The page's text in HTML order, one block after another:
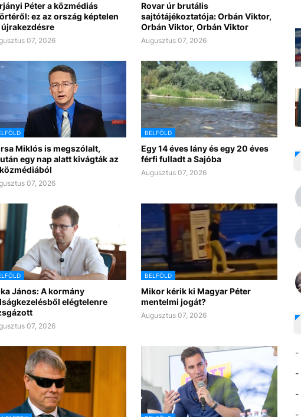
Péter a közmédiás
ez az ország képtelen
újrakezdésre
07, 2026
Rovar úr brutális
sajtótájékoztatója: Orbán Viktor,
Orbán Viktor, Orbán Viktor
Augusztus 07, 2026
Miklós is megszólalt,
egy nap alatt kivágták az
07, 2026
BELFÖLD
Egy 14 éves lány és egy 20 éves
férfi fulladt a Sajóba
Augusztus 07, 2026
János: A kormány
elégtelenre
07, 2026
BELFÖLD
Mikor kérik ki Magyar Péter
mentelmi jogát?
Augusztus 07, 2026
-
-
-
-